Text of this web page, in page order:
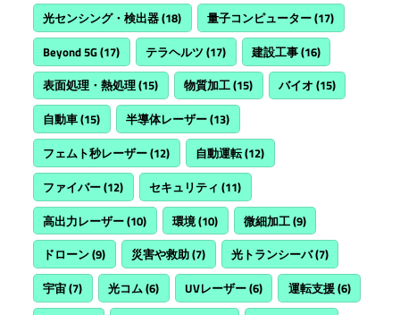
光センシング・検出器(18) 量子コンピューター(17)
Beyond 5G(17) テラヘルツ (17) 建設工事(16)
表面処理・熱処理(15) 物質加工(15) バイオ (15)
自動車(15) 半導体レーザー(13)
フェムト秒レーザー(12) 自動運転(12)
ファイバー(12) セキュリティ (11)
高出力レーザー(10) 環境(10) 微細加工(9)
ドローン(9) 災害や救助(7) 光トランシーバ(7)
宇宙(7) 光コム(6) UVレーザー(6) 運転支援(6)